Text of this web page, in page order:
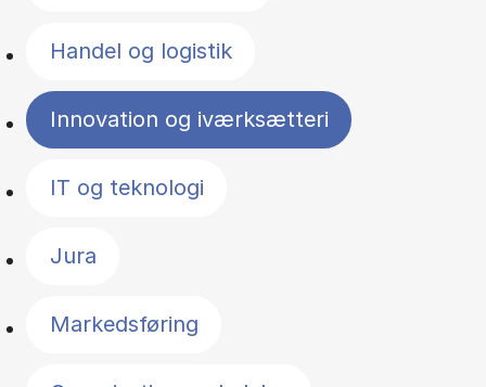
Handel og logistik
Innovation og iværksætteri
IT og teknologi
Jura
Markedsføring